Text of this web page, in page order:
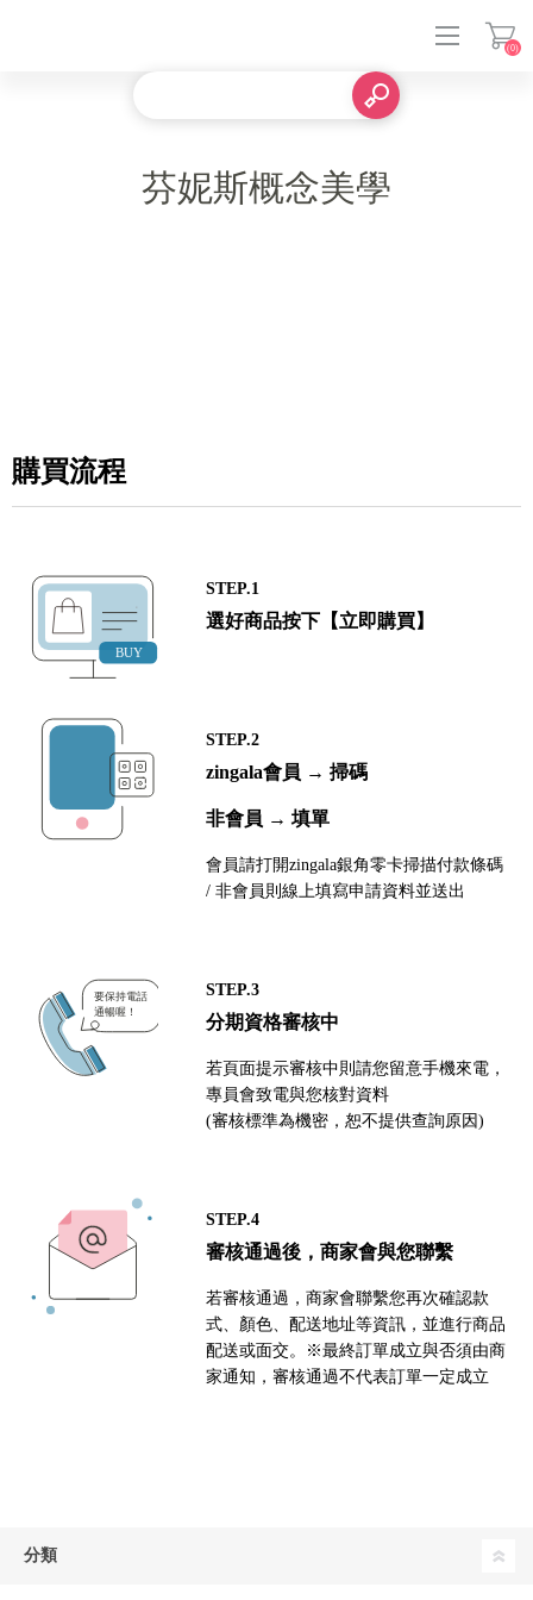
(0)
芬妮斯概念美學
購買流程
STEP.1
選好商品按下【立即購買】
STEP.2
zingala會員 → 掃碼
非會員 → 填單
會員請打開zingala銀角零卡掃描付款條碼
/ 非會員則線上填寫申請資料並送出
STEP.3
分期資格審核中
若頁面提示審核中則請您留意手機來電，
專員會致電與您核對資料
(審核標準為機密，恕不提供查詢原因)
STEP.4
審核通過後，商家會與您聯繫
若審核通過，商家會聯繫您再次確認款
式、顏色、配送地址等資訊，並進行商品
配送或面交。※最終訂單成立與否須由商
家通知，審核通過不代表訂單一定成立
分類